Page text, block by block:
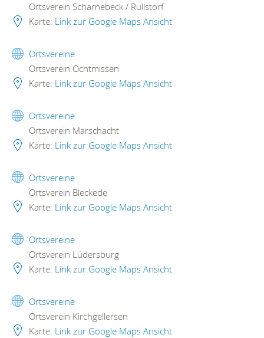
Ortsverein Scharnebeck / Rullstorf
Karte: Link zur Google Maps Ansicht
Ortsvereine
Ortsverein Ochtmissen
Karte: Link zur Google Maps Ansicht
Ortsvereine
Ortsverein Marschacht
Karte: Link zur Google Maps Ansicht
Ortsvereine
Ortsverein Bleckede
Karte: Link zur Google Maps Ansicht
Ortsvereine
Ortsverein Lüdersburg
Karte: Link zur Google Maps Ansicht
Ortsvereine
Ortsverein Kirchgellersen
Karte: Link zur Google Maps Ansicht